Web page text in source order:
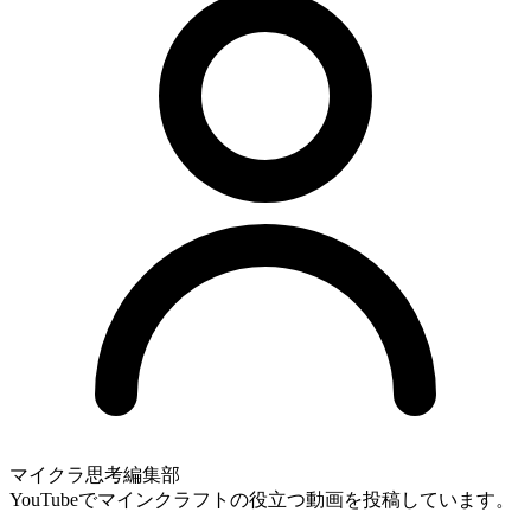
マイクラ思考編集部
YouTubeでマインクラフトの役立つ動画を投稿しています。